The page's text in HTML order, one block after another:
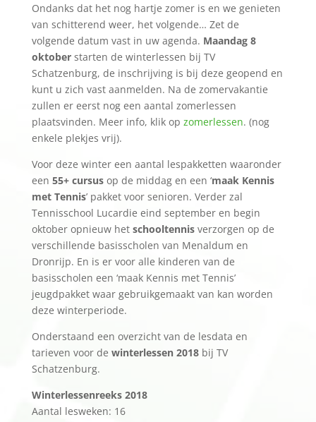
Ondanks dat het nog hartje zomer is en we genieten
van schitterend weer, het volgende… Zet de
volgende datum vast in uw agenda. Maandag 8
oktoberstarten de winterlessen bij TV
Schatzenburg, de inschrijving is bij deze geopend en
kunt u zich vast aanmelden. Na de zomervakantie
zullen er eerst nog een aantal zomerlessen
plaatsvinden. Meer info, klik op zomerlessen. (nog
enkele plekjes vrij).
Voor deze winter een aantal lespakketten waaronder
een 55+ cursusop de middag en een ‘maak Kennis
met Tennis’ pakket voor senioren. Verder zal
Tennisschool Lucardie eind september en begin
oktober opnieuw het schooltennisverzorgen op de
verschillende basisscholen van Menaldum en
Dronrijp. En is er voor alle kinderen van de
basisscholen een ‘maak Kennis met Tennis’
jeugdpakket waar gebruikgemaakt van kan worden
deze winterperiode.
Onderstaand een overzicht van de lesdata en
tarieven voor de winterlessen 2018bij TV
Schatzenburg.
Winterlessenreeks 2018
Aantal lesweken: 16